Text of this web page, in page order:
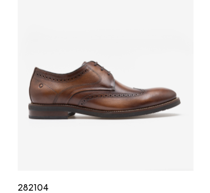
282104